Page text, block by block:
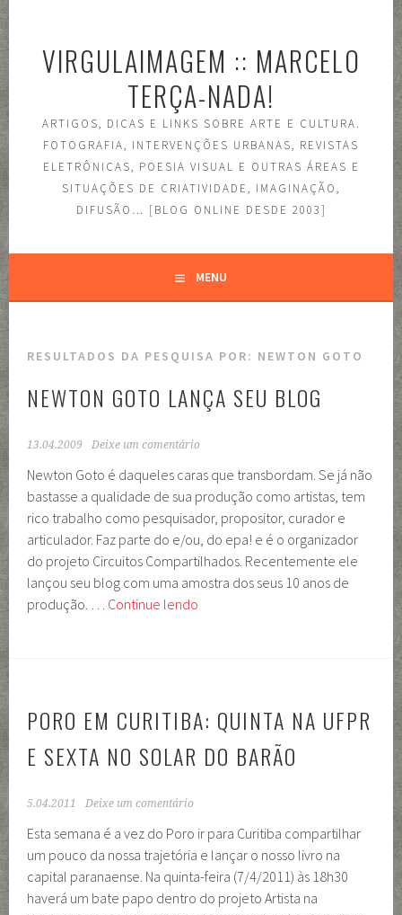
o
conteúdoVIRGULAIMAGEM :: MARCELO
TERÇA-NADA!
ARTIGOS, DICAS E LINKS SOBRE ARTE E CULTURA.
FOTOGRAFIA, INTERVENÇÕES URBANAS, REVISTAS
ELETRÔNICAS, POESIA VISUAL E OUTRAS ÁREAS E
SITUAÇÕES DE CRIATIVIDADE, IMAGINAÇÃO,
DIFUSÃO… [BLOG ONLINE DESDE 2003]
MENU
RESULTADOS DA PESQUISA POR: NEWTON GOTO
NEWTON GOTO LANÇA SEU BLOG
13.04.2009 Deixe um comentário
Newton Goto é daqueles caras que transbordam. Se já não
bastasse a qualidade de sua produção como artistas, tem
rico trabalho como pesquisador, propositor, curador e
articulador. Faz parte do e/ou, do epa! e é o organizador
do projeto Circuitos Compartilhados. Recentemente ele
lançou seu blog com uma amostra dos seus 10 anos de
produção. … Continue lendo
PORO EM CURITIBA: QUINTA NA UFPR
E SEXTA NO SOLAR DO BARÃO
5.04.2011 Deixe um comentário
Esta semana é a vez do Poro ir para Curitiba compartilhar
um pouco da nossa trajetória e lançar o nosso livro na
capital paranaense. Na quinta-feira (7/4/2011) às 18h30
haverá um bate papo dentro do projeto Artista na